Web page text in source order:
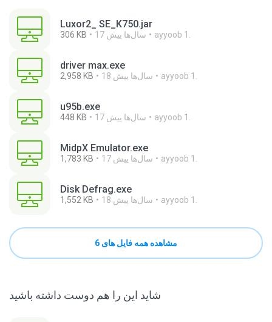
Luxor2_ SE_K750.jar
306 KB 17 سال‌ها پیش ayyoob 1.
driver max.exe
2,958 KB 18 سال‌ها پیش ayyoob 1.
u95b.exe
448 KB 17 سال‌ها پیش ayyoob 1.
MidpX Emulator.exe
1,783 KB 17 سال‌ها پیش ayyoob 1.
Disk Defrag.exe
1,552 KB 18 سال‌ها پیش ayyoob 1.
مشاهده همه فایل های 6
شاید این را هم دوست داشته باشید